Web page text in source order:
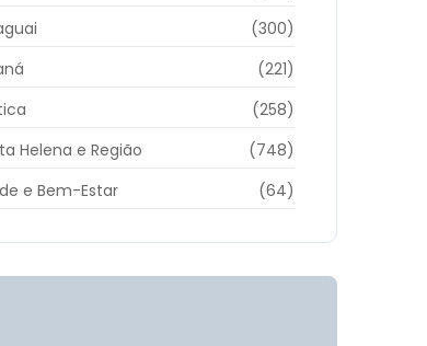
(300)
(221)
(258)
Helena e Região
(748)
e Bem-Estar
(64)